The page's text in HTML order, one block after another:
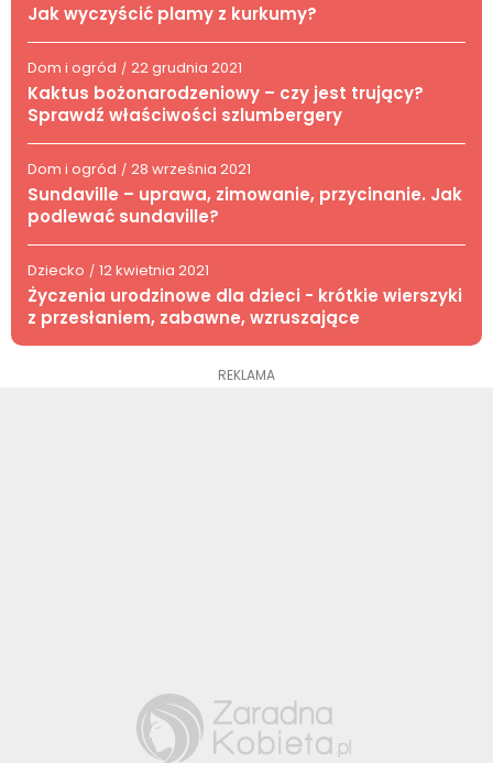
Jak wyczyścić plamy z kurkumy?
Dom i ogród / 22 grudnia 2021
Kaktus bożonarodzeniowy – czy jest trujący?
Sprawdź właściwości szlumbergery
Dom i ogród / 28 września 2021
Sundaville – uprawa, zimowanie, przycinanie. Jak
podlewać sundaville?
Dziecko / 12 kwietnia 2021
Życzenia urodzinowe dla dzieci - krótkie wierszyki
z przesłaniem, zabawne, wzruszające
REKLAMA